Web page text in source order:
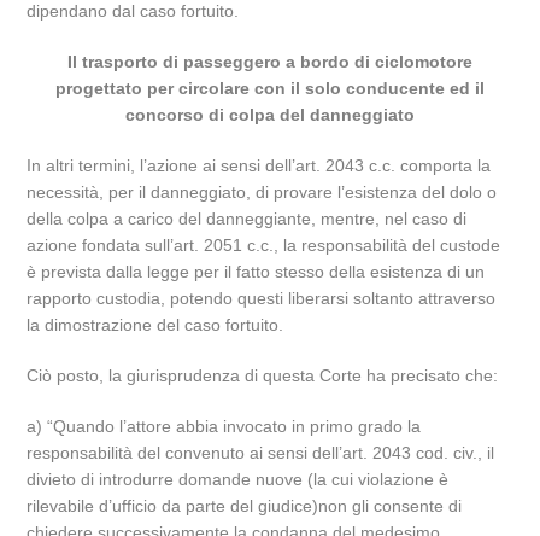
dipendano dal caso fortuito.
Il trasporto di passeggero a bordo di ciclomotore
progettato per circolare con il solo conducente ed il
concorso di colpa del danneggiato
In altri termini, l’azione ai sensi dell’art. 2043 c.c. comporta la
necessità, per il danneggiato, di provare l’esistenza del dolo o
della colpa a carico del danneggiante, mentre, nel caso di
azione fondata sull’art. 2051 c.c., la responsabilità del custode
è prevista dalla legge per il fatto stesso della esistenza di un
rapporto custodia, potendo questi liberarsi soltanto attraverso
la dimostrazione del caso fortuito.
Ciò posto, la giurisprudenza di questa Corte ha precisato che:
a) “Quando l’attore abbia invocato in primo grado la
responsabilità del convenuto ai sensi dell’art. 2043 cod. civ., il
divieto di introdurre domande nuove (la cui violazione è
rilevabile d’ufficio da parte del giudice)non gli consente di